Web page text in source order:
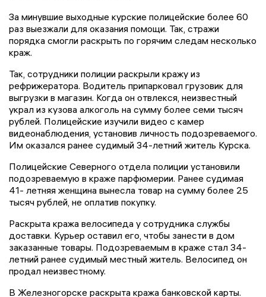
За минувшие выходные курские полицейские более 60
раз выезжали для оказания помощи. Так, стражи
порядка смогли раскрыть по горячим следам несколько
краж.
Так, сотрудники полиции раскрыли кражу из
рефрижератора. Водитель припарковал грузовик для
выгрузки в магазин. Когда он отвлекся, неизвестный
украл из кузова алкоголь на сумму более семи тысяч
рублей. Полицейские изучили видео с камер
видеонаблюдения, установив личность подозреваемого.
Им оказался ранее судимый 34-летний житель Курска.
Полицейские Северного отдела полиции установили
подозреваемую в краже парфюмерии. Ранее судимая
41- летняя женщина вынесла товар на сумму более 25
тысяч рублей, не оплатив покупку.
Раскрыта кража велосипеда у сотрудника службы
доставки. Курьер оставил его, чтобы занести в дом
заказанные товары. Подозреваемым в краже стал 34-
летний ранее судимый местный житель. Велосипед он
продал неизвестному.
В Железногорске раскрыта кража банковской карты.